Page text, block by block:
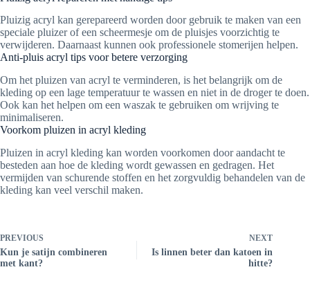
Pluizig acryl kan gerepareerd worden door gebruik te maken van een
speciale pluizer of een scheermesje om de pluisjes voorzichtig te
verwijderen. Daarnaast kunnen ook professionele stomerijen helpen.
Anti-pluis acryl tips voor betere verzorging
Om het pluizen van acryl te verminderen, is het belangrijk om de
kleding op een lage temperatuur te wassen en niet in de droger te doen.
Ook kan het helpen om een waszak te gebruiken om wrijving te
minimaliseren.
Voorkom pluizen in acryl kleding
Pluizen in acryl kleding kan worden voorkomen door aandacht te
besteden aan hoe de kleding wordt gewassen en gedragen. Het
vermijden van schurende stoffen en het zorgvuldig behandelen van de
kleding kan veel verschil maken.
PREVIOUS
Kun je satijn combineren
met kant?
NEXT
Is linnen beter dan katoen in
hitte?